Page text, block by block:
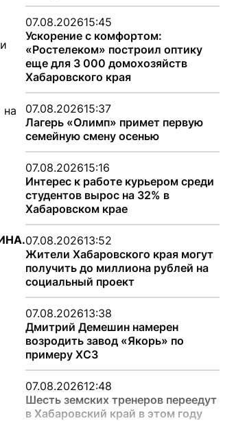
на
07.08.202615:45
Ускорение с комфортом:
«Ростелеком» построил оптику
еще для 3 000 домохозяйств
Хабаровского края
07.08.202615:37
Лагерь «Олимп» примет первую
семейную смену осенью
07.08.202615:16
Интерес к работе курьером среди
студентов вырос на 32% в
Хабаровском крае
07.08.202613:52
Жители Хабаровского края могут
получить до миллиона рублей на
социальный проект
07.08.202613:38
Дмитрий Демешин намерен
возродить завод «Якорь» по
примеру ХСЗ
07.08.202612:48
Шесть земских тренеров переедут
в Хабаровский край в этом году